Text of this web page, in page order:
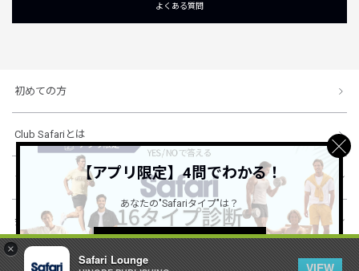
×
Safari Lounge
VIEW
よくある質問
初めての方
Club Safariとは
ショッピングガイド
会社概要・規約
【アプリ限定】4問でわかる！
あなたの"Safariタイプ"は？
詳しくはこちら ＞